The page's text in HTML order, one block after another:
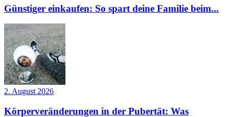
Günstiger einkaufen: So spart deine Familie beim...
2. August 2026
Körperveränderungen in der Pubertät: Was